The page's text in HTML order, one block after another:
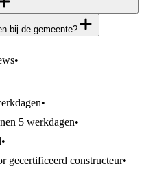
bij de gemeente?
•
•
5 werkdagen•
•
gecertificeerd constructeur•